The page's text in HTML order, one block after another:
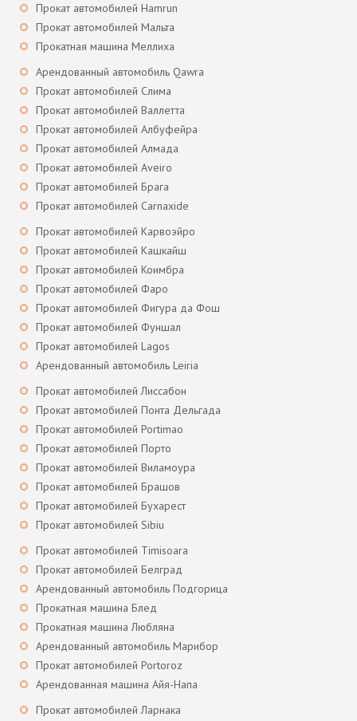
Прокат автомобилей Hamrun
Прокат автомобилей Мальта
Прокатная машина Меллиха
Арендованный автомобиль Qawra
Прокат автомобилей Слима
Прокат автомобилей Валлетта
Прокат автомобилей Албуфейра
Прокат автомобилей Алмада
Прокат автомобилей Aveiro
Прокат автомобилей Брага
Прокат автомобилей Carnaxide
Прокат автомобилей Карвоэйро
Прокат автомобилей Кашкайш
Прокат автомобилей Коимбра
Прокат автомобилей Фаро
Прокат автомобилей Фигура да Фош
Прокат автомобилей Фуншал
Прокат автомобилей Lagos
Арендованный автомобиль Leiria
Прокат автомобилей Лиссабон
Прокат автомобилей Понта Дельгада
Прокат автомобилей Portimao
Прокат автомобилей Порто
Прокат автомобилей Виламоура
Прокат автомобилей Брашов
Прокат автомобилей Бухарест
Прокат автомобилей Sibiu
Прокат автомобилей Timisoara
Прокат автомобилей Белград
Арендованный автомобиль Подгорица
Прокатная машина Блед
Прокатная машина Любляна
Арендованный автомобиль Марибор
Прокат автомобилей Portoroz
Арендованная машина Айя-Напа
Прокат автомобилей Ларнака